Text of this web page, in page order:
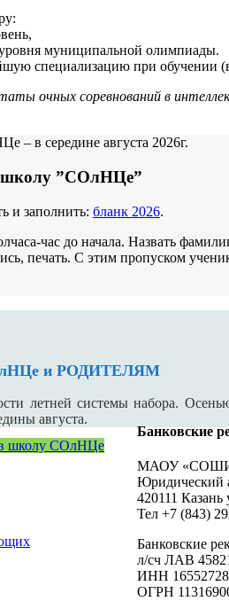
муниципальной олимпиады.
специализацию при обучении
очных соревнований в
– в середине августа 2026г.
школу ”СОлНЦе”
и заполнить: бланк 2026.
час до начала. Назвать
печать. С этим пропуском
и РОДИТЕЛЯМ
системы набора. Осенью-
августа.
школу СОлНЦе
Банковские
МАОУ
Юридический
420111
Тел +7 (843)
Банковские
л/сч ЛАВ
ИНН
ОГРН